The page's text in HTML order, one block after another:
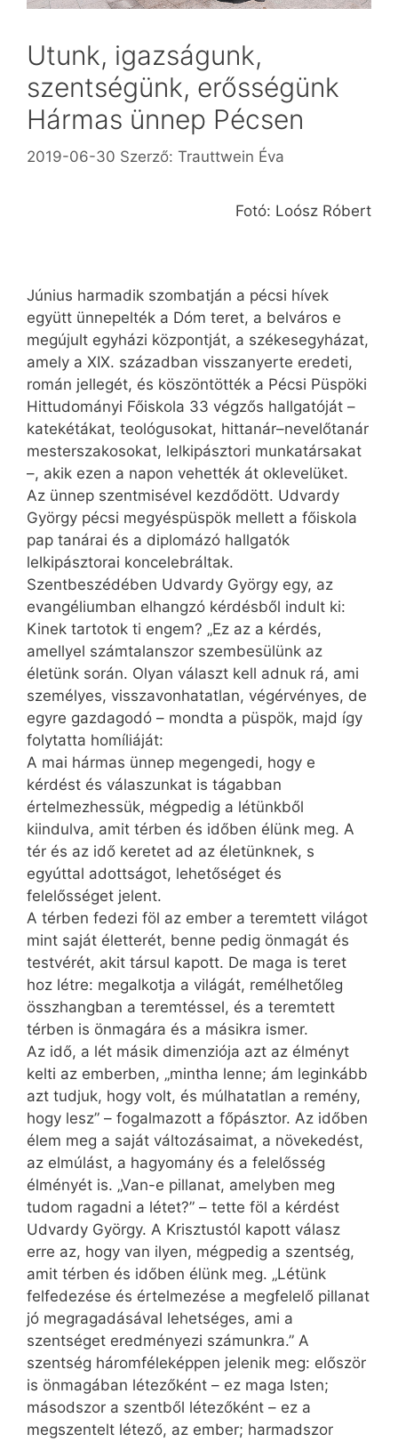
Utunk, igazságunk,
szentségünk, erősségünk
Hármas ünnep Pécsen
2019-06-30 Szerző: Trauttwein Éva
Fotó: Loósz Róbert
Június harmadik szombatján a pécsi hívek
együtt ünnepelték a Dóm teret, a belváros e
megújult egyházi központját, a székesegyházat,
amely a XIX. században visszanyerte eredeti,
román jellegét, és köszöntötték a Pécsi Püspöki
Hittudományi Főiskola 33 végzős hallgatóját –
kate­kétákat, teológusokat, hittanár–nevelőtanár
mesterszakosokat, lelkipásztori munkatársakat
–, akik ezen a napon vehették át oklevelüket.
Az ünnep szentmisével kezdődött. Udvardy
György pécsi megyéspüspök mellett a főiskola
pap tanárai és a diplomázó hallgatók
lelkipásztorai koncelebráltak.
Szentbeszédében Udvardy György egy, az
evangéliumban elhangzó kérdésből indult ki:
Kinek tartotok ti engem? „Ez az a kérdés,
amellyel számtalanszor szembesülünk az
életünk során. Olyan választ kell adnuk rá, ami
személyes, visszavonhatatlan, végérvényes, de
egyre gazdagodó – mondta a püspök, majd így
folytatta homíliáját:
A mai hármas ünnep megengedi, hogy e
kérdést és válaszunkat is tágabban
értelmezhessük, mégpedig a létünkből
kiindulva, amit térben és időben élünk meg. A
tér és az idő keretet ad az életünknek, s
egyúttal adottságot, lehetőséget és
felelősséget jelent.
A térben fedezi föl az ember a teremtett világot
mint saját életterét, benne pedig önmagát és
testvérét, akit társul kapott. De maga is teret
hoz létre: megalkotja a világát, remélhetőleg
összhangban a teremtéssel, és a teremtett
térben is önmagára és a másikra ismer.
Az idő, a lét másik dimenziója azt az élményt
kelti az emberben, „mintha lenne; ám leginkább
azt tudjuk, hogy volt, és múlhatatlan a remény,
hogy lesz” – fogalmazott a főpásztor. Az időben
élem meg a saját változásaimat, a növekedést,
az elmúlást, a hagyomány és a felelősség
élményét is. „Van-e pillanat, amelyben meg
tudom ragadni a létet?” – tette föl a kérdést
Udvardy György. A Krisztustól kapott válasz
erre az, hogy van ilyen, mégpedig a szentség,
amit térben és időben élünk meg. „Létünk
felfedezése és értelmezése a megfelelő pillanat
jó megragadásával lehetséges, ami a
szentséget eredményezi számunkra.” A
szentség háromféleképpen jelenik meg: először
is önmagában létezőként – ez maga Isten;
másodszor a szentből létezőként – ez a
megszentelt létező, az ember; harmadszor